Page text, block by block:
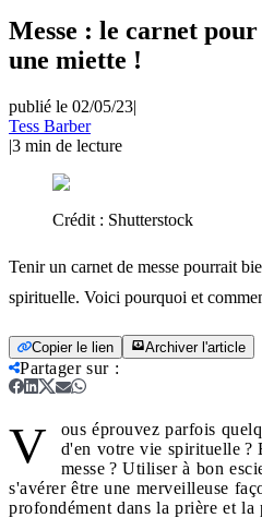
Messe : le carnet
une miette !
publié le 02/05/23|
Tess Barber
|3 min de lecture
Crédit : Shutterstock
Tenir un carnet de messe pourrait
spirituelle. Voici pourquoi et
Copier le lien Archiver l'article
Partager sur:
V
ous éprouvez parfois
d'en votre vie spirituelle ?
messe ? Utiliser à bon
s'avérer être une merveilleuse
profondément dans la prière et